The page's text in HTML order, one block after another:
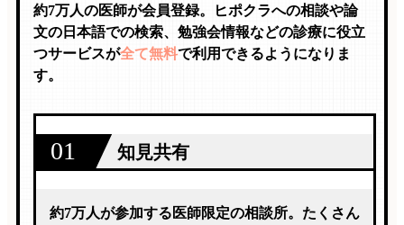
約7万人の医師が会員登録。ヒポクラへの相談や論
文の日本語での検索、勉強会情報などの診療に役立
つサービスが全て無料で利用できるようになりま
す。
01 知見共有
約7万人が参加する医師限定の相談所。たくさん